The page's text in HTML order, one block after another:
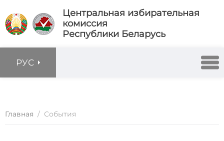
Центральная избирательная
комиссия
Республики Беларусь
РУС
Главная / События